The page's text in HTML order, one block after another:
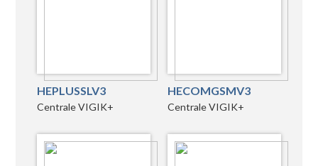
HEPLUSSLV3
Centrale VIGIK+
HECOMGSMV3
Centrale VIGIK+